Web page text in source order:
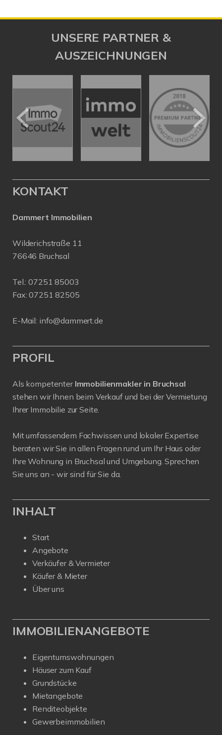
UNSERE PARTNER &
AUSZEICHNUNGEN
KONTAKT
Dammert Immobilien
Wilderichstraße 11
76646 Bruchsal
Tel.:07251 85003
Fax: 07251 82505
E-Mail: info@dammert.de
PROFIL
Als kompetenter Immobilienmakler in Bruchsal
stehen wir Ihnen beim Verkauf und bei der Vermietung
Ihrer Immobilie zur Seite.
Mit umfassendem Fachwissen und lokaler Expertise
beraten wir Sie in allen Fragen rund um Ihr Haus oder
Ihre Wohnung in Bruchsal und Umgebung. Sprechen
Sie uns an - wir sind für Sie da.
INHALT
Start
Angebote
Verkäufer & Vermieter
Käufer & Mieter
Über uns
IMMOBILIENANGEBOTE
Eigentumswohnungen
Häuser zum Kauf
Grundstücke
Mietangebote
Renditeobjekte
Gewerbeimmobilien